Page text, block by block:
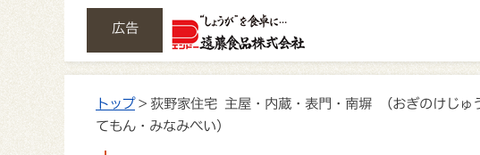
広告
トップ> 荻野家住宅 主屋・内蔵・表門・南塀 （おぎのけじゅ
てもん・みなみべい）